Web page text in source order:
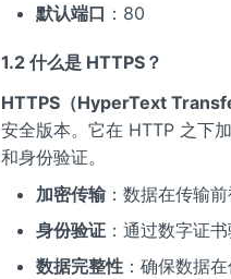
默认端口 ：80
1.2 什么是 HTTPS？
HTTPS（HyperText
安全版本。它在 HTTP 之下
和身份验证。
加密传输：数据在传输前
身份验证 ：通过数字证
数据完整性 ：确保数据